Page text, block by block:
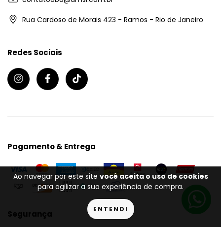
Ao navegar por este site você aceita o uso de cookies
para agilizar a sua experiência de compra.
ENTENDI
Rua Cardoso de Morais 423 - Ramos - Rio de Janeiro
Redes Sociais
Pagamento & Entrega
Segurança